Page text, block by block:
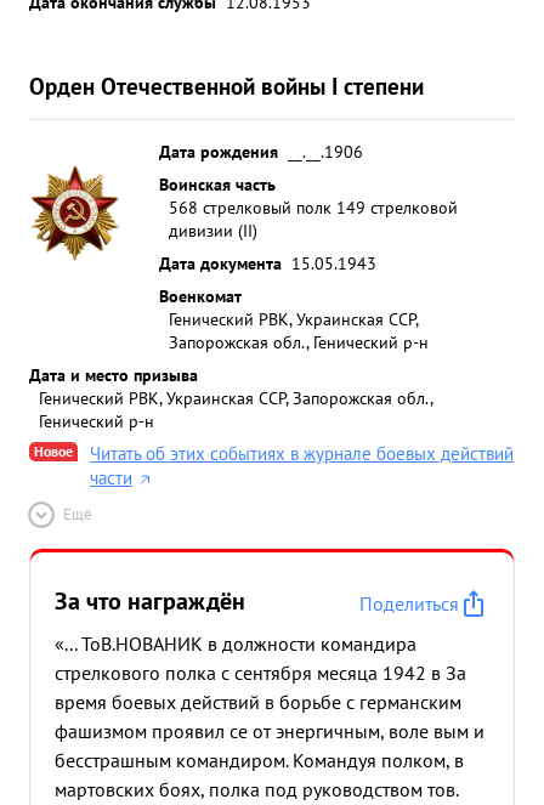
Орден Отечественной войны I степени
Дата рождения
__.__.1906
Воинская часть
568 стрелковый полк 149 стрелковой
дивизии (II)
Дата документа 15.05.1943
Военкомат
Генический РВК, Украинская ССР,
Запорожская обл., Генический р-н
Дата и место призыва
Генический РВК, Украинская ССР, Запорожская обл.,
Генический р-н
Новое
Читать об этих событиях в журнале боевых действий
части
Ещё
За что награждён
Поделиться
«... ТоВ.НОВАНИК в должности командира
стрелкового полка с сентября месяца 1942 в За
время боевых действий в борьбе с германским
фашизмом проявил се от энергичным, воле вым и
бесстрашным командиром. Командуя полком, в
мартовских боях, полка под руководством тов.